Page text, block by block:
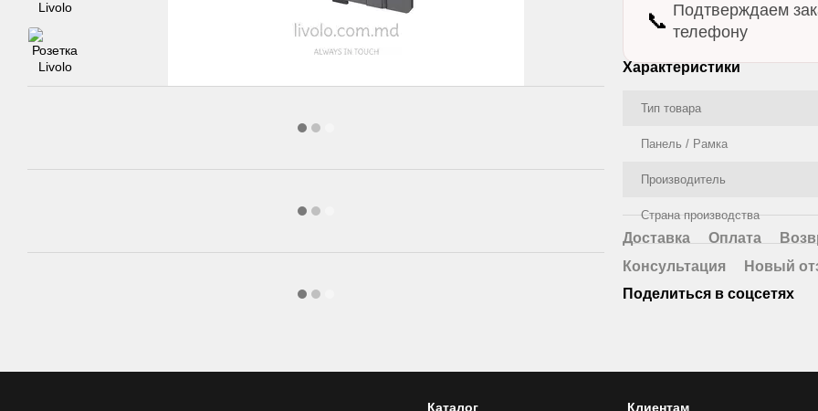
📞 Подтверждаем
телефону
Характеристики
Тип товара
Панель / Рамка
Производитель
Страна производства
Доставка Оплата
Консультация
Новый
Поделиться в соцсетях
Каталог Клиентам